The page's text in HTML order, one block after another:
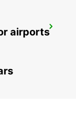
airports